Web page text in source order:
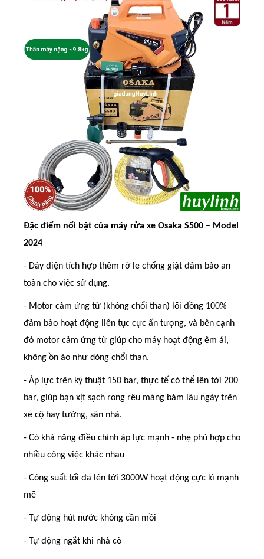
Đặc điểm nổi bật của máy rửa xe Osaka S500 – Model
2024
- Dây điện tích hợp thêm rờ le chống giật đảm bảo an
toàn cho việc sử dụng.
- Motor cảm ứng từ (không chổi than) lõi đồng 100%
đảm bảo hoạt động liên tục cực ấn tượng, và bên cạnh
đó motor cảm ứng từ giúp cho máy hoạt động êm ái,
không ồn ào như dòng chổi than.
- Áp lực trên kỹ thuật 150 bar, thực tế có thể lên tới 200
bar, giúp bạn xịt sạch rong rêu mảng bám lâu ngày trên
xe cộ hay tường, sân nhà.
- Có khả năng điều chỉnh áp lực mạnh - nhẹ phù hợp cho
nhiều công việc khác nhau
- Công suất tối đa lên tới 3000W hoạt động cực kì mạnh
mẽ
- Tự động hút nước không cần mồi
- Tự động ngắt khi nhả cò